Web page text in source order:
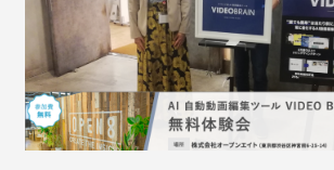
経営メンバー
会社概要
沿革
プレスリリース
おしらせ
広報 BLOG
TECH BLOG
Service
Video BRAIN
Open BRAIN
Insight BRAIN
Technology
Recruit